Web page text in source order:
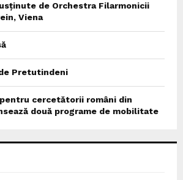
de Orchestra Filarmonicii
Viena
Pretutindeni
cercetătorii români din
două programe de mobilitate